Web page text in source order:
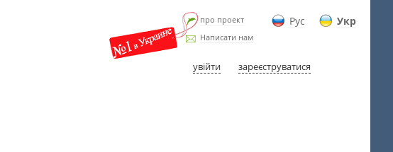
Рус Укр
про проект
Написати нам
увійти зареєструватися